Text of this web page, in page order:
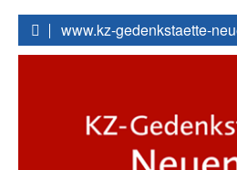
www.kz-gedenkstaette-